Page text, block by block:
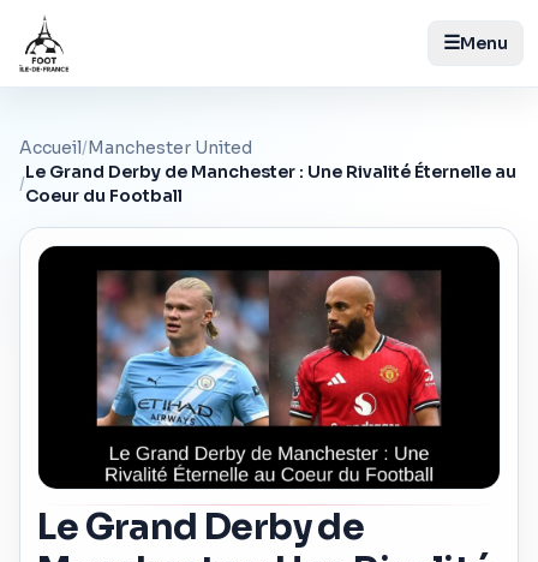
☰Menu
Accueil/Manchester United
/
Le Grand Derby de Manchester : Une Rivalité Éternelle au
Coeur du Football
Le Grand Derby de